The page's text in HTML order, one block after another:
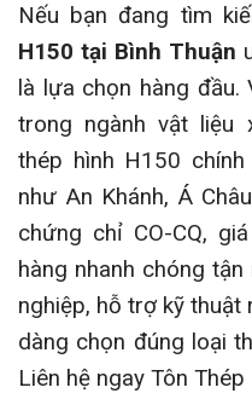
Nếu bạn đang tìm
H150 tại Bình Thuận
là lựa chọn hàng đầu.
trong ngành vật liệu
thép hình H150
như An Khánh, Á
chứng chỉ CO-CQ,
hàng nhanh chóng
nghiệp, hỗ trợ kỹ thuật
dàng chọn đúng loại
Liên hệ ngay Tôn